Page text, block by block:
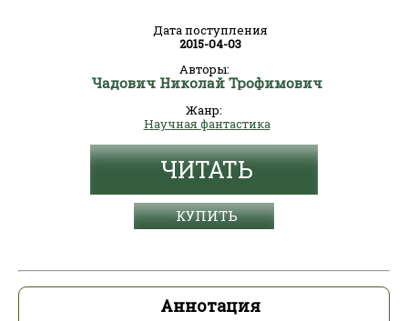
Дата поступления
2015-04-03
Авторы:
Чадович Николай Трофимович
Жанр:
Научная фантастика
ЧИТАТЬ
КУПИТЬ
Аннотация